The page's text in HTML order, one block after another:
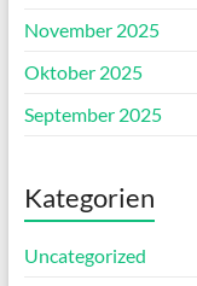
November 2025
Oktober 2025
September 2025
Kategorien
Uncategorized